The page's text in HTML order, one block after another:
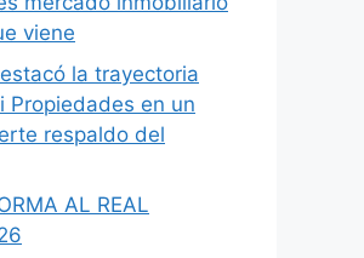
viene
la trayectoria
Propiedades en un
respaldo del
AL REAL